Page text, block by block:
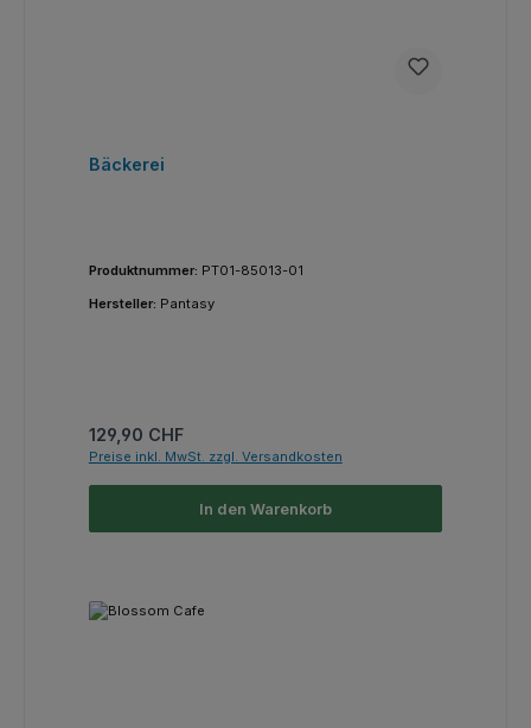
Bäckerei
Produktnummer: PT01-85013-01
Hersteller: Pantasy
Regulärer Preis:
129,90 CHF
Preise inkl. MwSt. zzgl. Versandkosten
In den Warenkorb